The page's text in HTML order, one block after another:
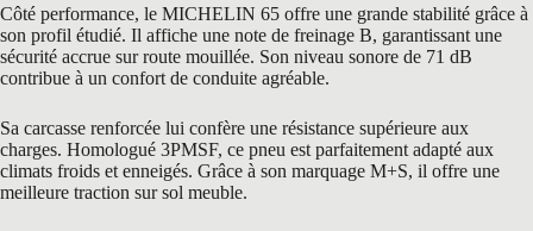
Côté performance, le MICHELIN 65 offre une grande stabilité grâce à
son profil étudié. Il affiche une note de freinage B, garantissant une
sécurité accrue sur route mouillée. Son niveau sonore de 71 dB
contribue à un confort de conduite agréable.
Sa carcasse renforcée lui confère une résistance supérieure aux
charges. Homologué 3PMSF, ce pneu est parfaitement adapté aux
climats froids et enneigés. Grâce à son marquage M+S, il offre une
meilleure traction sur sol meuble.